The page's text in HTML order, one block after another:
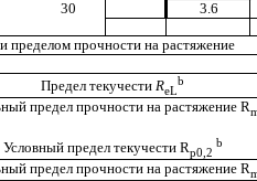
30
3.6
и пределом прочности на растяжение
Предел текучести ReL
b
предел прочности на растяжение R
Условный предел текучести Rp0,2
b
предел прочности на растяжение R